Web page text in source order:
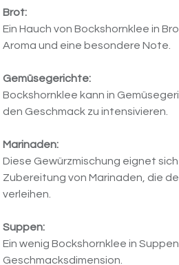
Brot:
Ein Hauch von Bockshornklee in
Aroma und eine besondere Note.
Gemüsegerichte:
Bockshornklee kann in
den Geschmack zu intensivieren.
Marinaden:
Diese Gewürzmischung eignet
Zubereitung von Marinaden, die
verleihen.
Suppen:
Ein wenig Bockshornklee in
Geschmacksdimension.